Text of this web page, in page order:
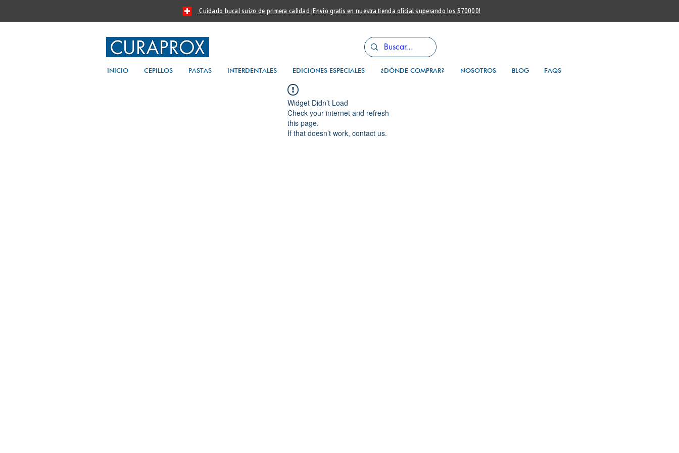
Cuidado bucal suizo de primera calidad ¡Envio gratis en nuestra tienda oficial superando los $70000!
INICIO CEPILLOS PASTAS INTERDENTALES EDICIONES ESPECIALES ¿DÓNDE COMPRAR? NOSOTROS BLOG FAQS
Widget Didn’t Load
Check your internet and refresh
this page.
If that doesn’t work, contact us.